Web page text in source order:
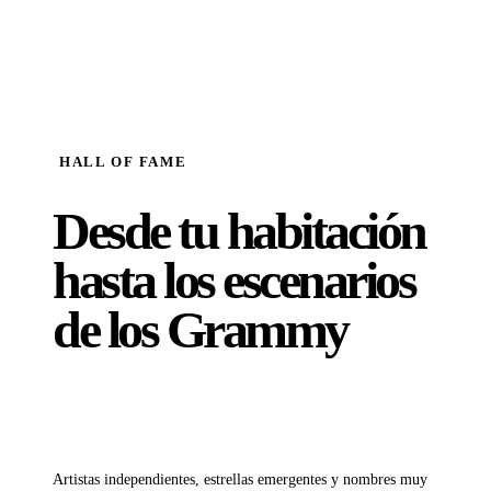
HALL OF FAME
Desde tu habitación
hastalos escenarios
de los Grammy
Artistas independientes, estrellas emergentes y nombres muy